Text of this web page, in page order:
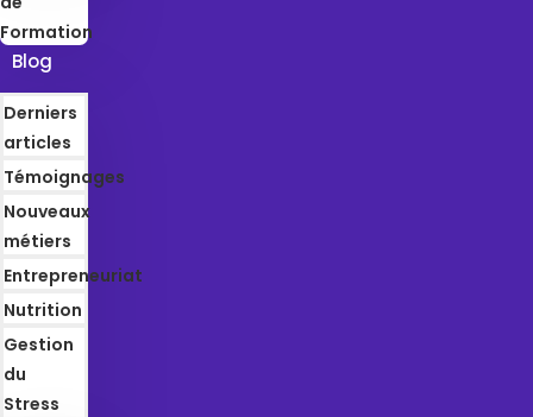
Formation
Blog
Derniers
articles
Témoignages
Nouveaux
métiers
Entrepreneuriat
Nutrition
Gestion
du
Stress